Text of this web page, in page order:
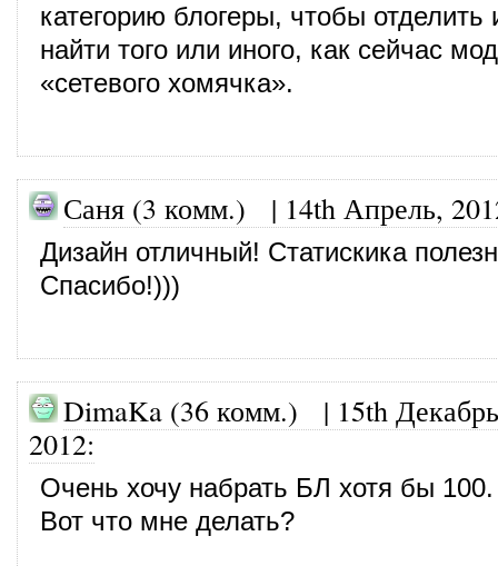
категорию блогеры, чтобы отделить
найти того или иного, как сейчас
«сетевого хомячка».
Саня (3 комм.) | 14th Апрель,
Дизайн отличный! Статискика
Спасибо!)))
DimaKa (36 комм.) | 15th
2012:
Очень хочу набрать БЛ хотя бы
Вот что мне делать?